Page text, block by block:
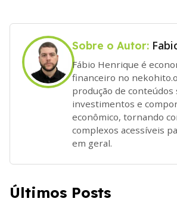
Sobre o Autor:
Fábio Henrique é
financeiro no
produção de
investimentos e
econômico, tornando
complexos acessíveis
em geral.
Últimos Posts